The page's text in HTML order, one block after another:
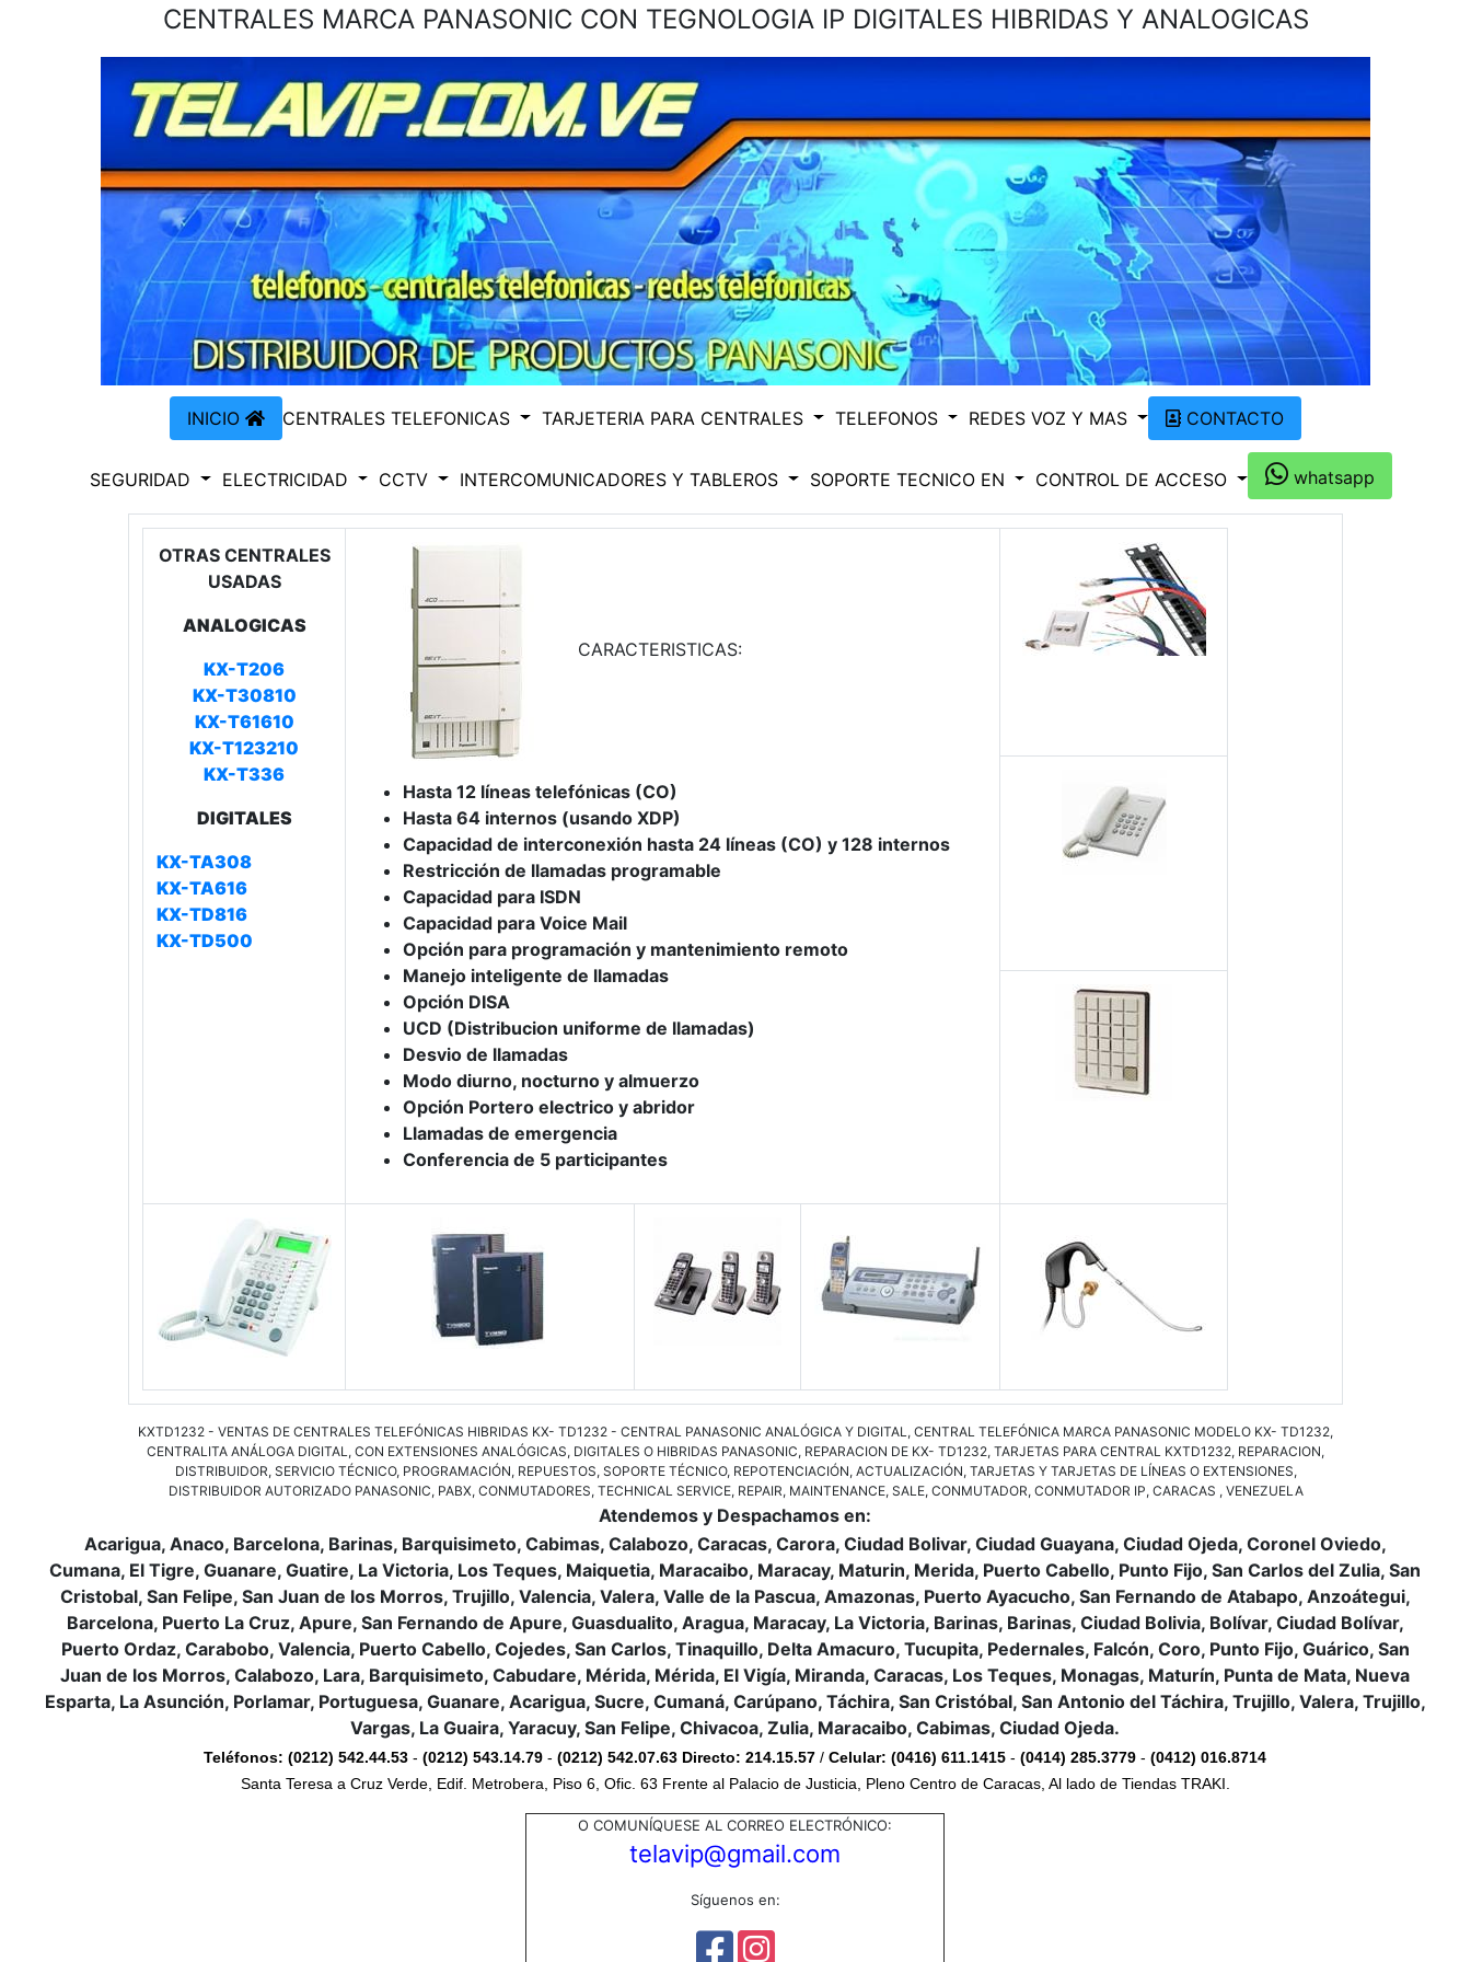
CENTRALES MARCA PANASONIC CON TEGNOLOGIA IP DIGITALES HIBRIDAS Y ANALOGICAS
INICIO CENTRALES TELEFONICAS TARJETERIA PARA CENTRALES TELEFONOS REDES VOZ Y MAS CONTACTO
SEGURIDAD ELECTRICIDAD CCTV INTERCOMUNICADORES Y TABLEROS SOPORTE TECNICO EN CONTROL DE ACCESO whatsapp
OTRAS CENTRALES
USADAS
ANALOGICAS
KX-T206
KX-T30810
KX-T61610
KX-T123210
KX-T336
DIGITALES
KX-TA308
KX-TA616
KX-TD816
KX-TD500
CARACTERISTICAS:
Hasta 12 líneas telefónicas (CO)
Hasta 64 internos (usando XDP)
Capacidad de interconexión hasta 24 líneas (CO) y 128 internos
Restricción de llamadas programable
Capacidad para ISDN
Capacidad para Voice Mail
Opción para programación y mantenimiento remoto
Manejo inteligente de llamadas
Opción DISA
UCD (Distribucion uniforme de llamadas)
Desvio de llamadas
Modo diurno, nocturno y almuerzo
Opción Portero electrico y abridor
Llamadas de emergencia
Conferencia de 5 participantes
KXTD1232 - VENTAS DE CENTRALES TELEFÓNICAS HIBRIDAS KX- TD1232 - CENTRAL PANASONIC ANALÓGICA Y DIGITAL, CENTRAL TELEFÓNICA MARCA PANASONIC MODELO KX- TD1232,
CENTRALITA ANÁLOGA DIGITAL, CON EXTENSIONES ANALÓGICAS, DIGITALES O HIBRIDAS PANASONIC, REPARACION DE KX- TD1232, TARJETAS PARA CENTRAL KXTD1232, REPARACION,
DISTRIBUIDOR, SERVICIO TÉCNICO, PROGRAMACIÓN, REPUESTOS, SOPORTE TÉCNICO, REPOTENCIACIÓN, ACTUALIZACIÓN, TARJETAS Y TARJETAS DE LÍNEAS O EXTENSIONES,
DISTRIBUIDOR AUTORIZADO PANASONIC, PABX, CONMUTADORES, TECHNICAL SERVICE, REPAIR, MAINTENANCE, SALE, CONMUTADOR, CONMUTADOR IP, CARACAS , VENEZUELA
Atendemos y Despachamos en:
Acarigua, Anaco, Barcelona, Barinas, Barquisimeto, Cabimas, Calabozo, Caracas, Carora, Ciudad Bolivar, Ciudad Guayana, Ciudad Ojeda, Coronel Oviedo,
Cumana, El Tigre, Guanare, Guatire, La Victoria, Los Teques, Maiquetia, Maracaibo, Maracay, Maturin, Merida, Puerto Cabello, Punto Fijo, San Carlos del Zulia, San
Cristobal, San Felipe, San Juan de los Morros, Trujillo, Valencia, Valera, Valle de la Pascua, Amazonas, Puerto Ayacucho, San Fernando de Atabapo, Anzoátegui,
Barcelona, Puerto La Cruz, Apure, San Fernando de Apure, Guasdualito, Aragua, Maracay, La Victoria, Barinas, Barinas, Ciudad Bolivia, Bolívar, Ciudad Bolívar,
Puerto Ordaz, Carabobo, Valencia, Puerto Cabello, Cojedes, San Carlos, Tinaquillo, Delta Amacuro, Tucupita, Pedernales, Falcón, Coro, Punto Fijo, Guárico, San
Juan de los Morros, Calabozo, Lara, Barquisimeto, Cabudare, Mérida, Mérida, El Vigía, Miranda, Caracas, Los Teques, Monagas, Maturín, Punta de Mata, Nueva
Esparta, La Asunción, Porlamar, Portuguesa, Guanare, Acarigua, Sucre, Cumaná, Carúpano, Táchira, San Cristóbal, San Antonio del Táchira, Trujillo, Valera, Trujillo,
Vargas, La Guaira, Yaracuy, San Felipe, Chivacoa, Zulia, Maracaibo, Cabimas, Ciudad Ojeda.
Teléfonos:(0212) 542.44.53 -(0212) 543.14.79 -(0212) 542.07.63 Directo: 214.15.57 /Celular: (0416) 611.1415 -(0414) 285.3779 -(0412) 016.8714
Santa Teresa a Cruz Verde, Edif. Metrobera, Piso 6, Ofic. 63 Frente al Palacio de Justicia, Pleno Centro de Caracas, Al lado de Tiendas TRAKI.
O COMUNÍQUESE AL CORREO ELECTRÓNICO:
telavip@gmail.com
Síguenos en: